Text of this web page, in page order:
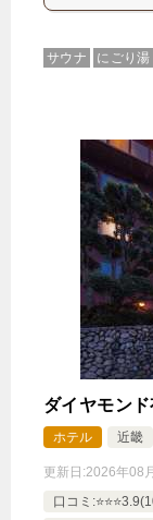
サウナ にごり湯
ダイヤモン
ホテル 近畿
更新日:2026年08
口コミ